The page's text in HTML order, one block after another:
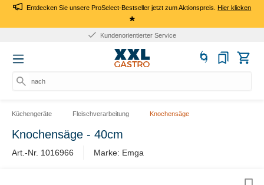
Entdecken Sie unsere ProSelect-Bestseller jetzt zum Aktionspreis.Hier klicken
*
Kundenorientierter Service
nach
Küchengeräte Fleischverarbeitung Knochensäge
Knochensäge - 40cm
Art.-Nr. 1016966 Marke: Emga